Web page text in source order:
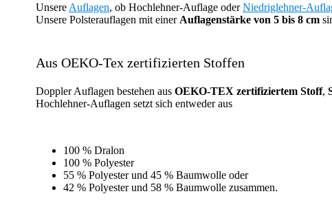
Unsere Auflagen, ob Hochlehner-Auflage oderNiedriglehner-
Unsere Polsterauflagen mit einer Auflagenstärke von 5 bis 8 cm
Aus OEKO-Tex zertifizierten Stoffen
Doppler Auflagen bestehen aus OEKO-TEX zertifiziertem Stoff,
Hochlehner-Auflagen setzt sich entweder aus
100 % Dralon
100 % Polyester
55 % Polyester und 45 % Baumwolle oder
42 % Polyester und 58 % Baumwolle zusammen.